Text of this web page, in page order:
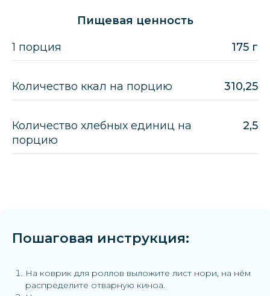
Пищевая ценность
1 порция
175 г
Количество ккал на порцию 310,25
Количество хлебных единиц на
порцию
2,5
Пошаговая инструкция:
На коврик для роллов выложите лист нори, на нём
распределите отварную киноа.